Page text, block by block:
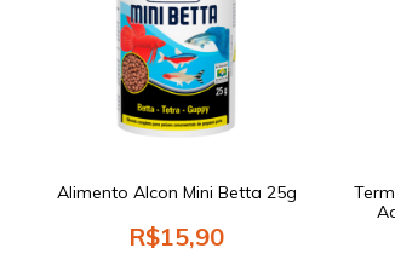
Alimento Alcon Mini Betta 25g
R$15,90